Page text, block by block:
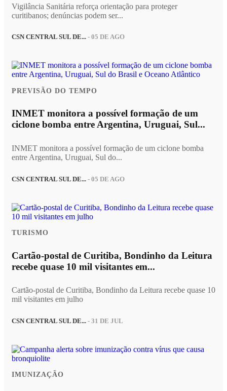
Vigilância Sanitária reforça orientação para proteger
curitibanos; denúncias podem ser...
CSN CENTRAL SUL DE... - 05 DE AGO
PREVISÃO DO TEMPO
INMET monitora a possível formação de um
ciclone bomba entre Argentina, Uruguai, Sul...
INMET monitora a possível formação de um ciclone bomba
entre Argentina, Uruguai, Sul do...
CSN CENTRAL SUL DE... - 05 DE AGO
TURISMO
Cartão-postal de Curitiba, Bondinho da Leitura
recebe quase 10 mil visitantes em...
Cartão-postal de Curitiba, Bondinho da Leitura recebe quase 10
mil visitantes em julho
CSN CENTRAL SUL DE... - 31 DE JUL
IMUNIZAÇÃO